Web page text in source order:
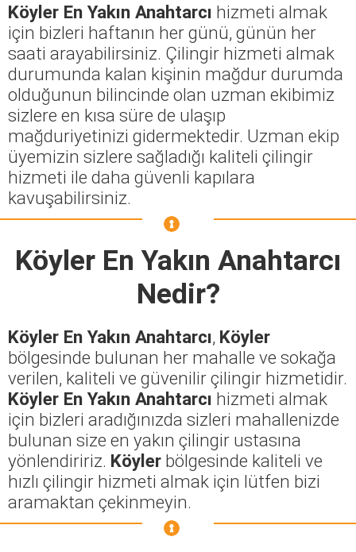
Köyler En Yakın Anahtarcı hizmeti almak
için bizleri haftanın her günü, günün her
saati arayabilirsiniz. Çilingir hizmeti almak
durumunda kalan kişinin mağdur durumda
olduğunun bilincinde olan uzman ekibimiz
sizlere en kısa süre de ulaşıp
mağduriyetinizi gidermektedir. Uzman ekip
üyemizin sizlere sağladığı kaliteli çilingir
hizmeti ile daha güvenli kapılara
kavuşabilirsiniz.
Köyler En Yakın Anahtarcı
Nedir?
Köyler En Yakın Anahtarcı, Köyler
bölgesinde bulunan her mahalle ve sokağa
verilen, kaliteli ve güvenilir çilingir hizmetidir.
Köyler En Yakın Anahtarcı hizmeti almak
için bizleri aradığınızda sizleri mahallenizde
bulunan size en yakın çilingir ustasına
yönlendiririz. Köyler bölgesinde kaliteli ve
hızlı çilingir hizmeti almak için lütfen bizi
aramaktan çekinmeyin.